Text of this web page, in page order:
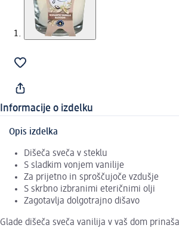
Informacije o izdelku
Opis izdelka
Dišeča sveča v steklu
S sladkim vonjem vanilije
Za prijetno in sproščujoče vzdušje
S skrbno izbranimi eteričnimi olji
Zagotavlja dolgotrajno dišavo
Glade dišeča sveča vanilija v vaš dom